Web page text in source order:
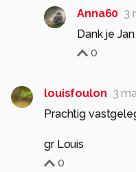
Anna60 3
Dank je
0
louisfoulon 3
Prachtig
gr Louis
0